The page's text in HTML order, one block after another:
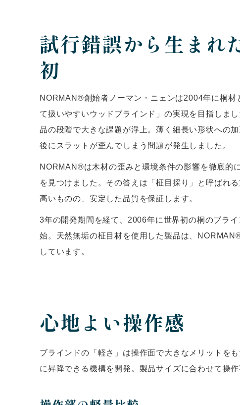
試行錯誤から生まれ
初
NORMAN®創始者ノーマン・ニェンは2004年に桐材
て扱いやすいウッドブラインド」の実現を目指しま
品の段階で大きな課題が浮上。薄く細長い形状への
後にスラットが歪んでしまう問題が発生しました。
NORMAN®は木材の歪みと環境条件の影響を徹底的
を見つけました。その答えは「柾目採り」と呼ばれ
高いものの、安定した品質を保証します。
3年の開発期間を経て、2006年に世界初の桐のブライ
始。天然無垢の柾目材を使用した製品は、
しています。
心地よい操作感
ブラインドの「軽さ」は操作面で大きなメリットを
に昇降できる機構を開発。製品サイズに合わせて操